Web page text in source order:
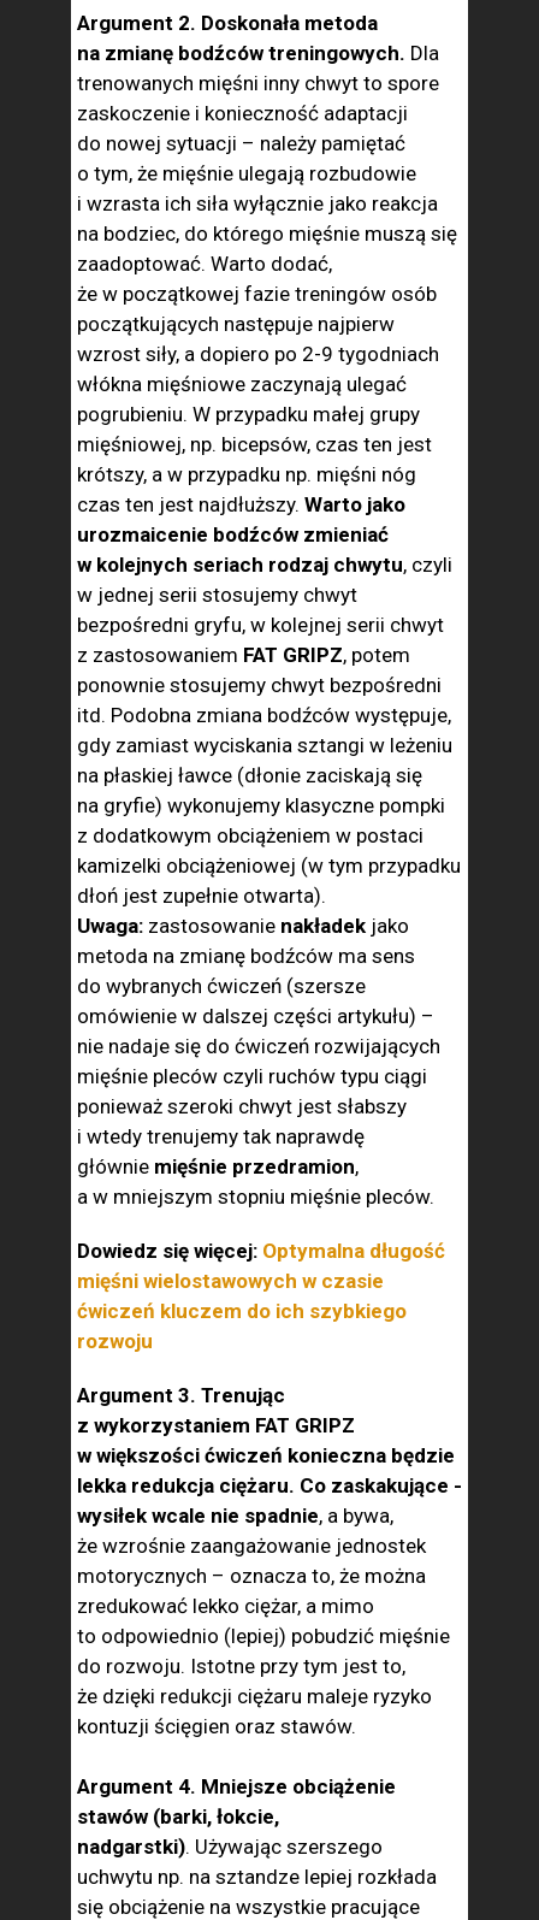
Argument 2. Doskonała metoda
na zmianę bodźców treningowych. Dla
trenowanych mięśni inny chwyt to spore
zaskoczenie i konieczność adaptacji
do nowej sytuacji – należy pamiętać
o tym, że mięśnie ulegają rozbudowie
i wzrasta ich siła wyłącznie jako reakcja
na bodziec, do którego mięśnie muszą się
zaadoptować. Warto dodać,
że w początkowej fazie treningów osób
początkujących następuje najpierw
wzrost siły, a dopiero po 2-9 tygodniach
włókna mięśniowe zaczynają ulegać
pogrubieniu. W przypadku małej grupy
mięśniowej, np. bicepsów, czas ten jest
krótszy, a w przypadku np. mięśni nóg
czas ten jest najdłuższy. Warto jako
urozmaicenie bodźców zmieniać
w kolejnych seriach rodzaj chwytu, czyli
w jednej serii stosujemy chwyt
bezpośredni gryfu, w kolejnej serii chwyt
z zastosowaniem FAT GRIPZ, potem
ponownie stosujemy chwyt bezpośredni
itd. Podobna zmiana bodźców występuje,
gdy zamiast wyciskania sztangi w leżeniu
na płaskiej ławce (dłonie zaciskają się
na gryfie) wykonujemy klasyczne pompki
z dodatkowym obciążeniem w postaci
kamizelki obciążeniowej (w tym przypadku
dłoń jest zupełnie otwarta).
Uwaga: zastosowanie nakładek jako
metoda na zmianę bodźców ma sens
do wybranych ćwiczeń (szersze
omówienie w dalszej części artykułu) –
nie nadaje się do ćwiczeń rozwijających
mięśnie pleców czyli ruchów typu ciągi
ponieważ szeroki chwyt jest słabszy
i wtedy trenujemy tak naprawdę
głównie mięśnie przedramion,
a w mniejszym stopniu mięśnie pleców.
Dowiedz się więcej: Optymalna długość
mięśni wielostawowych w czasie
ćwiczeń kluczem do ich szybkiego
rozwoju
Argument 3. Trenując
z wykorzystaniem FAT GRIPZ
w większości ćwiczeń konieczna będzie
lekka redukcja ciężaru. Co zaskakujące -
wysiłek wcale nie spadnie, a bywa,
że wzrośnie zaangażowanie jednostek
motorycznych – oznacza to, że można
zredukować lekko ciężar, a mimo
to odpowiednio (lepiej) pobudzić mięśnie
do rozwoju. Istotne przy tym jest to,
że dzięki redukcji ciężaru maleje ryzyko
kontuzji ścięgien oraz stawów.
Argument 4. Mniejsze obciążenie
stawów (barki, łokcie,
nadgarstki). Używając szerszego
uchwytu np. na sztandze lepiej rozkłada
się obciążenie na wszystkie pracujące